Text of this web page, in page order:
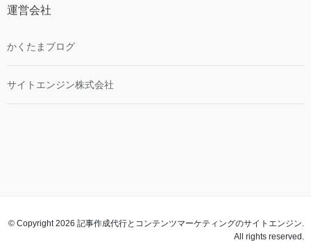
運営会社
かくたまブログ
サイトエンジン株式会社
© Copyright 2026 記事作成代行とコンテンツマーケティングのサイトエンジン.
All rights reserved.